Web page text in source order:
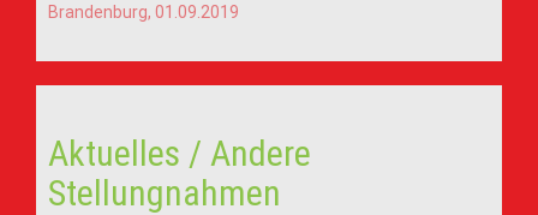
Brandenburg, 01.09.2019
Aktuelles / Andere
Stellungnahmen